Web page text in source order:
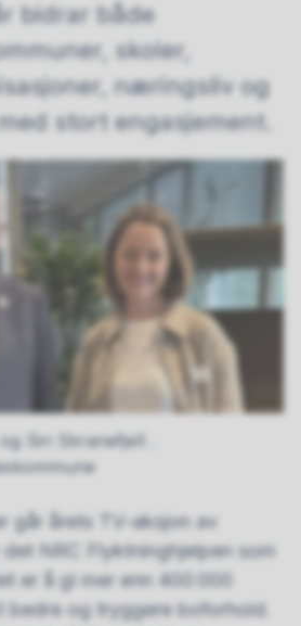
bidrar både
skoler,
næringsliv og
stort engasjement.
Siri Skranefjell .
går årets TV-aksjon av
NRC Flyktninghjelpen som
er å gi mer enn 400 000
bedre og tryggere boforhold.